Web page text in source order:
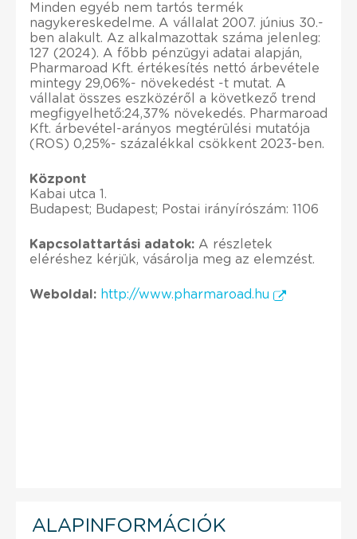
Minden egyéb nem tartós termék
nagykereskedelme. A vállalat 2007. június 30.-
ben alakult. Az alkalmazottak száma jelenleg:
127 (2024). A főbb pénzügyi adatai alapján,
Pharmaroad Kft. értékesítés nettó árbevétele
mintegy 29,06%- növekedést -t mutat. A
vállalat összes eszközéről a következő trend
megfigyelhető:24,37% növekedés. Pharmaroad
Kft. árbevétel-arányos megtérülési mutatója
(ROS) 0,25%- százalékkal csökkent 2023-ben.
Központ
Kabai utca 1.
Budapest; Budapest; Postai irányírószám: 1106
Kapcsolattartási adatok: A részletek
eléréshez kérjük, vásárolja meg az elemzést.
Weboldal: http://www.pharmaroad.hu
ALAPINFORMÁCIÓK